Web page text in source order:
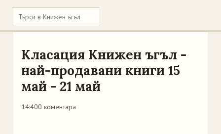
Класация Книжен ъгъл -
най-продавани книги 15
май - 21 май
14:400 коментара